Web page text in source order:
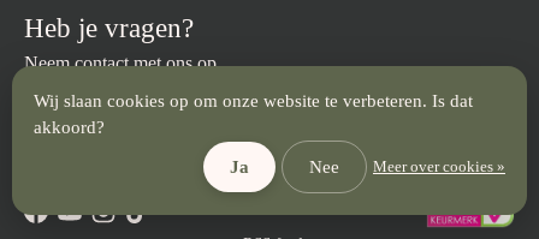
Heb je vragen?
Neem contact met ons op.
info@brandmeesters.nl 023 512 3094
Wij slaan cookies op om onze website te verbeteren. Is dat
akkoord?
Ja Nee Meer over cookies »